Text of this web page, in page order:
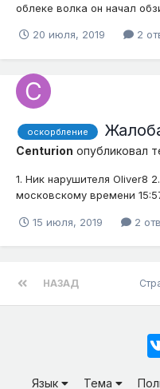
облеке волка он начал
20 июля, 2019 2
оскорбление
Centurion опубликовал
1. Ник нарушителя Oliver8
московскому времени
Доказательства
15 июля, 2019 2
НАЗАД
Язык Тема